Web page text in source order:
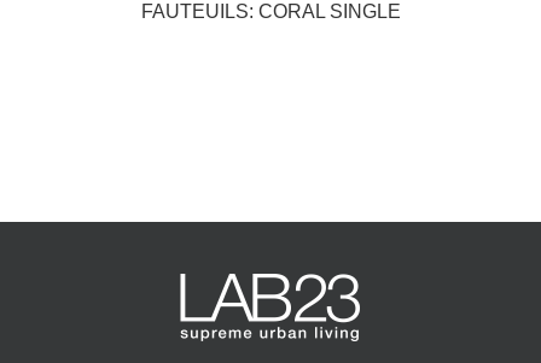
FAUTEUILS: CORAL SINGLE